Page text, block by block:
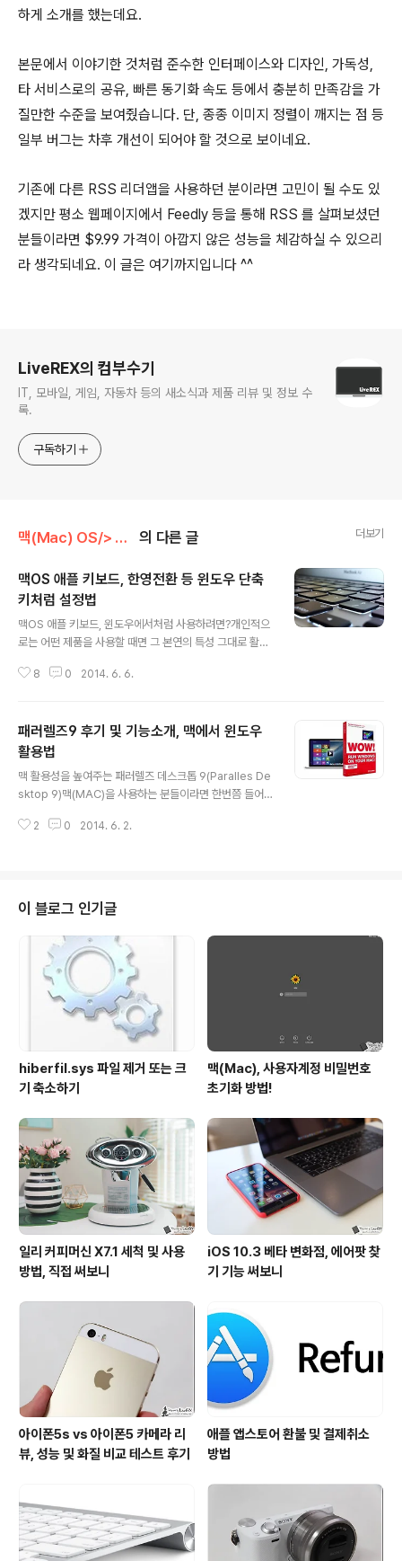
하게 소개를 했는데요.
본문에서 이야기한 것처럼 준수한 인터페이스와 디자인, 가독성,
타 서비스로의 공유, 빠른 동기화 속도 등에서 충분히 만족감을 가
질만한 수준을 보여줬습니다. 단, 종종 이미지 정렬이 깨지는 점 등
일부 버그는 차후 개선이 되어야 할 것으로 보이네요.
기존에 다른 RSS 리더앱을 사용하던 분이라면 고민이 될 수도 있
겠지만 평소 웹페이지에서 Feedly 등을 통해 RSS 를 살펴보셨던
분들이라면 $9.99 가격이 아깝지 않은 성능을 체감하실 수 있으리
라 생각되네요. 이 글은 여기까지입니다 ^^
LiveREX의 컴부수기
IT, 모바일, 게임, 자동차 등의 새소식과 제품 리뷰 및 정보 수
록.
구독하기
맥(Mac) OS/> Mac 어플 의 다른 글 더보기
맥OS 애플 키보드, 한영전환 등 윈도우 단축
키처럼 설정법
맥OS 애플 키보드, 윈도우에서처럼 사용하려면?개인적으
로는 어떤 제품을 사용할 때면 그 본연의 특성 그대로 활용
운거죠? 수년간 윈도우 운영체제만을 사용했던 사람이 어
니다. 예를들어, 한영전환을 하고자 하는 경우 윈도우에서
는 한/영 버튼이 있어서 이 녀석을 눌러주면 바로 원하는 언
어를 입력할 수가 있는데요. 맥에서는 그런 키를 아무리 찾
아봐도 눈에 띄지 않죠? 그래서 검색을 하게 될테고 그 끝
에 command + space 를 누르면 된다는걸 알게 될 겁
니다. 자판 자체에 차이가 있다보니 완전히 같다고는 할 수
8 0 2014. 6. 6.
패러렐즈9 후기 및 기능소개, 맥에서 윈도우
활용법
맥 활용성을 높여주는 패러렐즈 데스크톱 9(Paralles De
sktop 9)맥(MAC)을 사용하는 분들이라면 한번쯤 들어
환경 등을 감안하면 여전히 우리나라에서 맥을 100% 원
니다. 물론, 부트캠프를 이용해 윈도우 운영체제를 설치하
여 이용하시는 분들도 계시겠지만, 맥에서 윈도우를 설치
하고 활용하기 위해 좀 더 일반적으로 사용하는 것은 패러
렐즈가 아닐까 싶은데요. 현재 가장 최신버전인 패러렐즈9
를 기준으로 이 프로그램이 갖는 특징과 대표적인 기능 일
부를 정리해서 소개해 드릴까 합니..
2 0 2014. 6. 2.
이 블로그 인기글
hiberfil.sys 파일 제거 또는 크
기 축소하기
맥(Mac), 사용자계정 비밀번호
초기화 방법!
일리 커피머신 X7.1 세척 및 사용
방법, 직접 써보니
iOS 10.3 베타 변화점, 에어팟 찾
기 기능 써보니
아이폰5s vs 아이폰5 카메라 리
뷰, 성능 및 화질 비교 테스트 후기
애플 앱스토어 환불 및 결제취소
방법